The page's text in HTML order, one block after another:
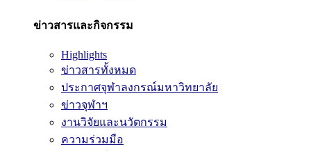
ข่าวสารและกิจกรรม
Highlights
ข่าวสารทั้งหมด
ประกาศจุฬาลงกรณ์มหาวิทยาลัย
ข่าวจุฬาฯ
งานวิจัยและนวัตกรรม
ความร่วมมือ